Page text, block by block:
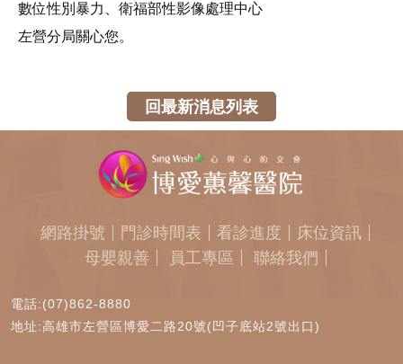
數位性別暴力、衛福部性影像處理中心
左營分局關心您。
回最新消息列表
網路掛號 門診時間表 看診進度
床位資訊
母嬰親善
員工專區 聯絡我們
電話:(07)862-8880
地址:高雄市左營區博愛二路20號(凹子底站2號出口)